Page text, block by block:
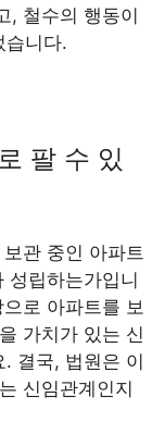
, 철수의 행동이
습니다.
팔 수 있
관 중인 아파트
성립하는가입니
로 아파트를 보
가치가 있는 신
결국, 법원은 이
신임관계인지